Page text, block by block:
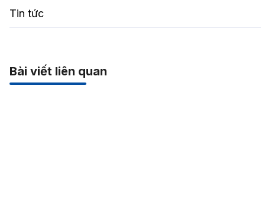
Tin tức
Bài viết liên quan